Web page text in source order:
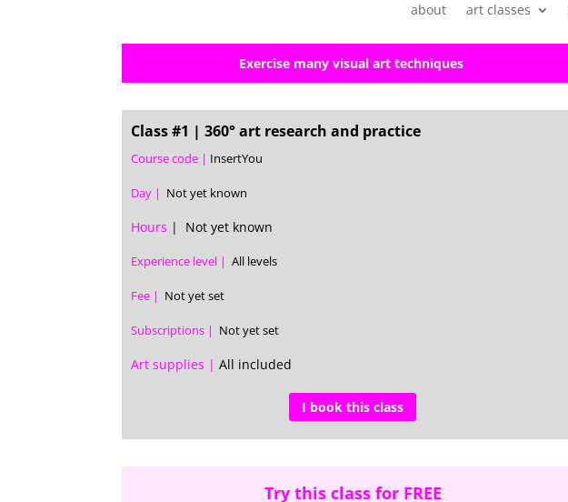
about art classes
Exercise many visual art techniques
Class #1 | 360° art research and practice
Course code | InsertYou
Day | Not yet known
Hours | Not yet known
Experience level | All levels
Fee | Not yet set
Subscriptions | Not yet set
Art supplies | All included
I book this class
Try this class for FREE